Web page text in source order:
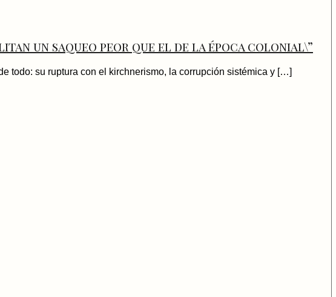
un saqueo peor que el de la época colonial\”
todo: su ruptura con el kirchnerismo, la corrupción sistémica y […]